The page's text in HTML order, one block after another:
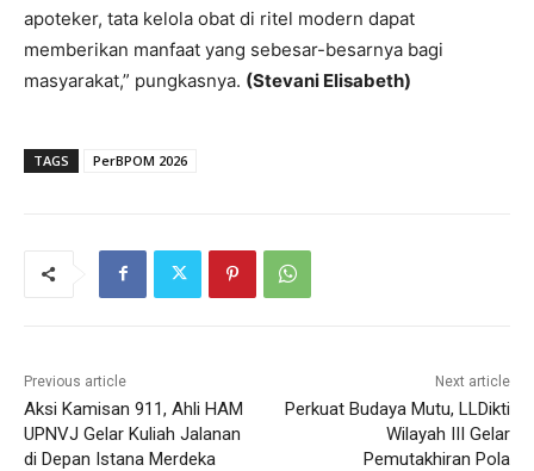
apoteker, tata kelola obat di ritel modern dapat
memberikan manfaat yang sebesar-besarnya bagi
masyarakat,” pungkasnya. (Stevani Elisabeth)
TAGS PerBPOM 2026
Previous article
Aksi Kamisan 911, Ahli HAM
UPNVJ Gelar Kuliah Jalanan
di Depan Istana Merdeka
Next article
Perkuat Budaya Mutu, LLDikti
Wilayah III Gelar
Pemutakhiran Pola